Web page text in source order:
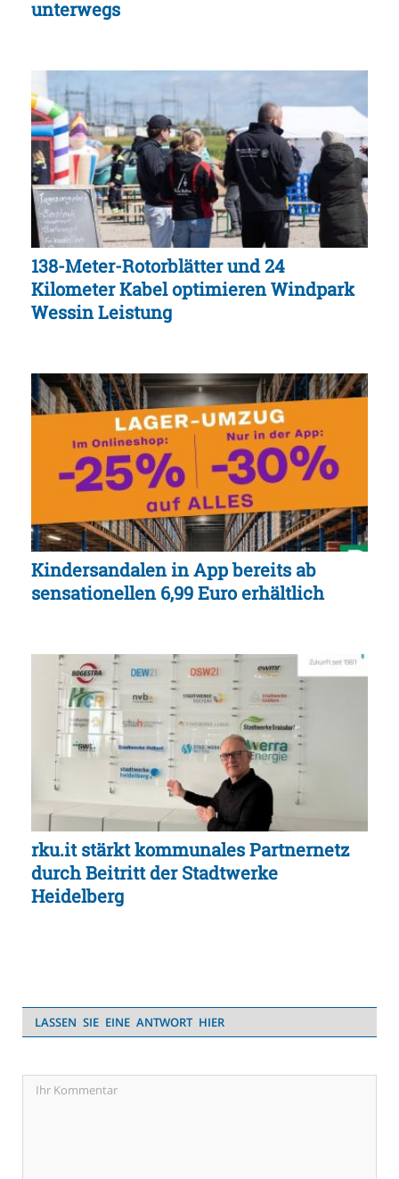
unterwegs
138-Meter-Rotorblätter und 24
Kilometer Kabel optimieren Windpark
Wessin Leistung
Kindersandalen in App bereits ab
sensationellen 6,99 Euro erhältlich
rku.it stärkt kommunales Partnernetz
durch Beitritt der Stadtwerke
Heidelberg
LASSEN SIE EINE ANTWORT HIER